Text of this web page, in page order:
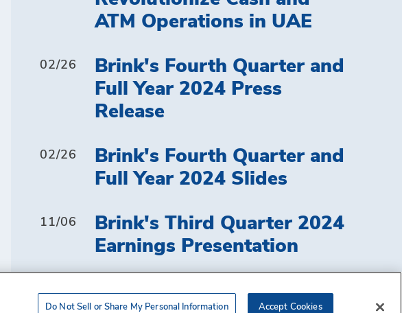
ATM Operations in UAE
02/26
Brink's Fourth Quarter and
Full Year 2024 Press
Release
02/26
Brink's Fourth Quarter and
Full Year 2024 Slides
11/06
Brink's Third Quarter 2024
Earnings Presentation
VER TODO
Do Not Sell or Share My Personal Information Accept Cookies